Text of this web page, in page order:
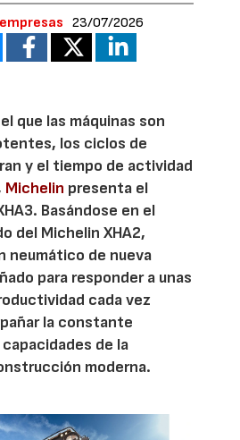
23/07/2026
que las máquinas son
los ciclos de
y el tiempo de actividad
Michelin presenta el
Basándose en el
del Michelin XHA2,
neumático de nueva
para responder a unas
cada vez
la constante
de la
moderna.